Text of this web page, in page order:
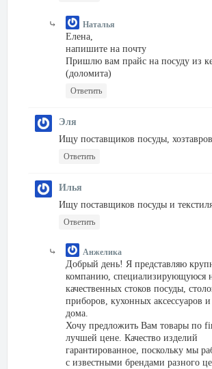
Наталья
Елена,
напишите на почту
Пришлю вам прайс на посуду из
(доломита)
Ответить
Эля
Ищу поставщиков посуды,
Ответить
Илья
Ищу поставщиков посуды и
Ответить
Анжелика
Добрый день! Я представляю
компанию, специализирующуюся
качественных стоков посуды,
приборов, кухонных аксессуаров и
дома.
Хочу предложить Вам товары по
лучшей цене. Качество изделий
гарантированное, поскольку мы
с известными брендами разного